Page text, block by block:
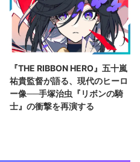
『THE RIBBON HERO』五十嵐
祐貴監督が語る、現代のヒーロ
ー像──手塚治虫『リボンの騎
士』の衝撃を再演する